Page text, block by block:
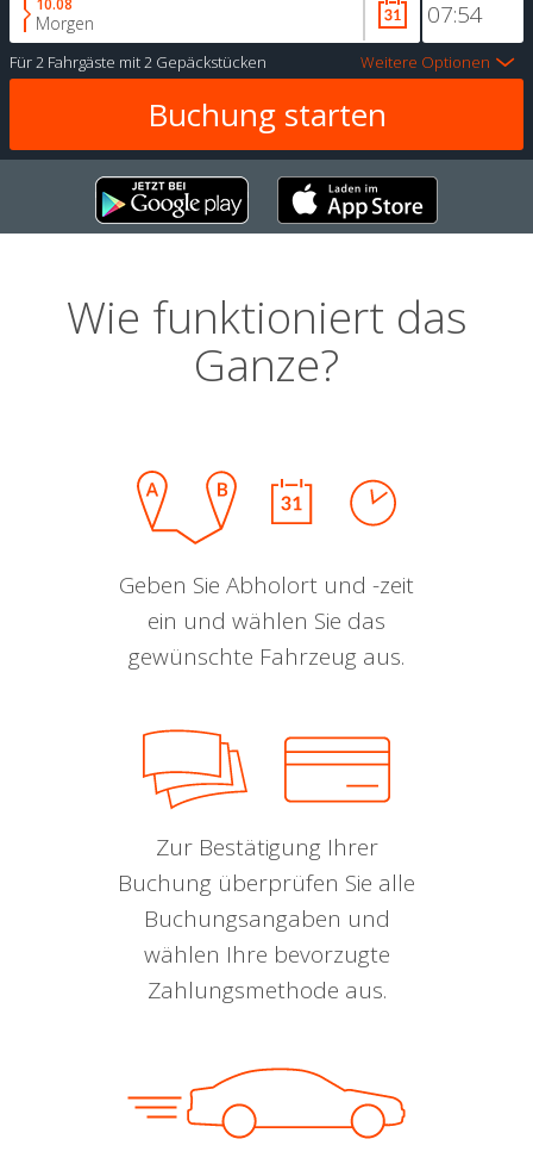
10.08
Morgen
Für2 Fahrgäste mit2 Gepäckstücken Weitere Optionen
Wie funktioniert das
Ganze?
Geben Sie Abholort und -zeit
ein und wählen Sie das
gewünschte Fahrzeug aus.
Zur Bestätigung Ihrer
Buchung überprüfen Sie alle
Buchungsangaben und
wählen Ihre bevorzugte
Zahlungsmethode aus.